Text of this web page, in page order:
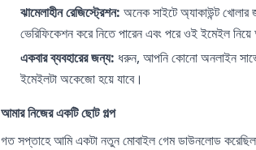
ঝামেলাহীন রেজিস্ট্রেশন: অনেক সাইটে অ্যাকাউন্ট
ভেরিফিকেশন করে নিতে পারেন এবং পরে ওই ইমেইল নিয়ে
একবার ব্যবহারের জন্য: ধরুন, আপনি কোনো অনলাইন
ইমেইলটা অকেজো হয়ে যাবে।
আমার নিজের একটি ছোট গল্প
গত সপ্তাহে আমি একটা নতুন মোবাইল গেম ডাউনলোড